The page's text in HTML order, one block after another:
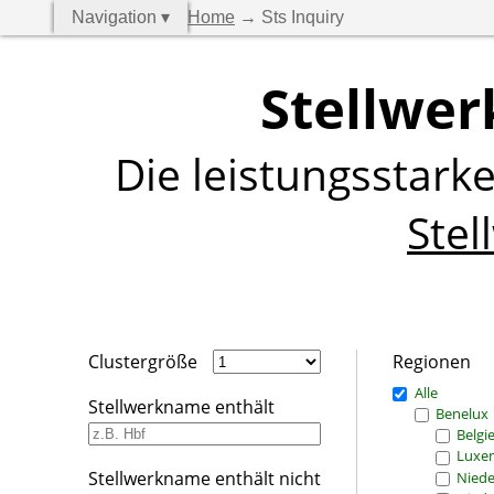
Navigation ▾ Home → Sts Inquiry
Die
Clustergröße
Stellwerkname enthält
Stellwerkname enthält nicht
Regionen
Alle
Benelux